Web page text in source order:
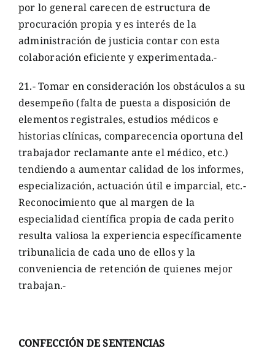
por lo general carecen de estructura de
procuración propia y es interés de la
administración de justicia contar con esta
colaboración eficiente y experimentada.-
21.- Tomar en consideración los obstáculos a su
desempeño (falta de puesta a disposición de
elementos registrales, estudios médicos e
historias clínicas, comparecencia oportuna del
trabajador reclamante ante el médico, etc.)
tendiendo a aumentar calidad de los informes,
especialización, actuación útil e imparcial, etc.-
Reconocimiento que al margen de la
especialidad científica propia de cada perito
resulta valiosa la experiencia específicamente
tribunalicia de cada uno de ellos y la
conveniencia de retención de quienes mejor
trabajan.-
CONFECCIÓN DE SENTENCIAS